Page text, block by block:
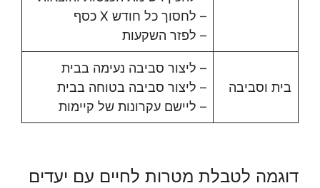
– לחסוך כל חודש X כסף
– לפזר השקעות
בית וסביבה
– ליצור סביבה נעימה בבית
– ליצור סביבה בטוחה בבית
– ליישם עקרונות של קיימות
דוגמה לטבלת מטרות לחיים עם יעדים